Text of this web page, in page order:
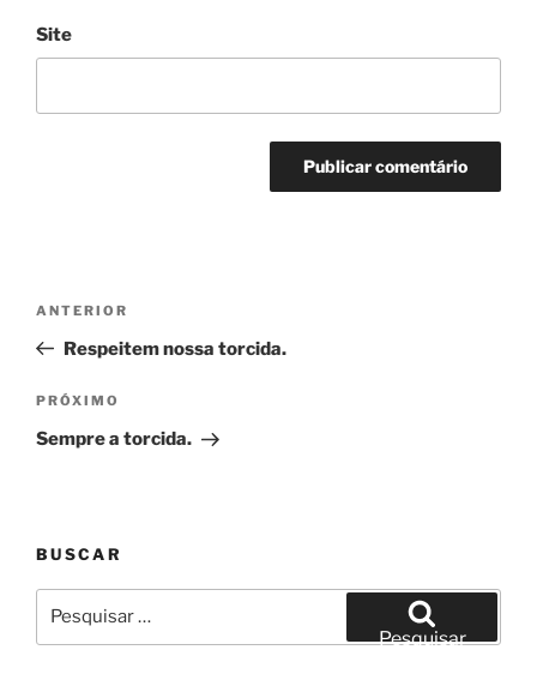
Site
Post
Post
anterior
ANTERIOR
Respeitem nossa torcida.
Próximo
post
PRÓXIMO
Sempre a torcida.
BUSCAR
por:
Pesquisar